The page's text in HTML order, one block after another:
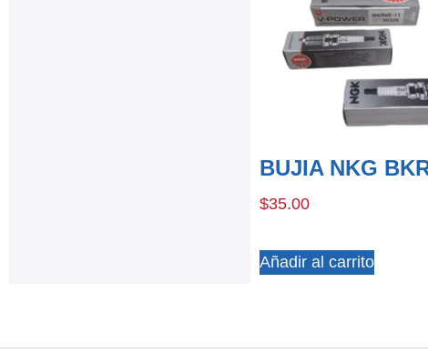
BUJIA NKG
$35.00
Añadir al carrito